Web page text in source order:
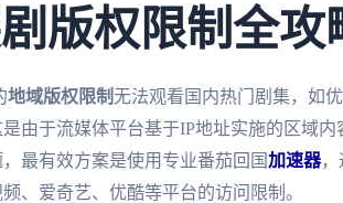
版权限制全攻
地域版权限制无法观看国内热门剧集，如
由于流媒体平台基于IP地址实施的区域
最有效方案是使用专业番茄回国加速器，
、爱奇艺、优酷等平台的访问限制。